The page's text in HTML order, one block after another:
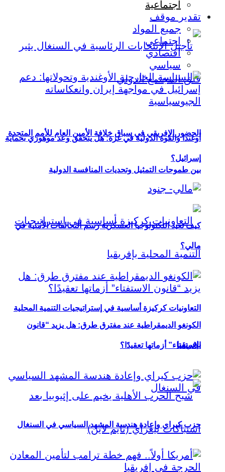
الحضور الإفريقي في سباق خلافة الأمين العام للأمم المتحدة
بين طموحات التمثيل وتحديات المنافسة الدولية
التعاونيات كركيزة أساسية في إستراتيجيات التنمية المحلية
بإفريقيا
اجتماعية
تقدير موقف
جميع المواد
اجتماعي
اقتصادي
سياسي
أوغندا والقوة الدولية في غزة: هل يتحقق وعد موهوزي بحماية
إسرائيل؟
كيف تعيد التكنولوجيا العسكرية رسم التحالفات الأمنية في
مالي؟
الكونغو الديمقراطية عند مفترق طرق: هل يزيد “قانون
الاستفتاء” أزماتها تعقيدًا؟
حزب كيراي وإعادة هندسة المشهد السياسي في السنغال